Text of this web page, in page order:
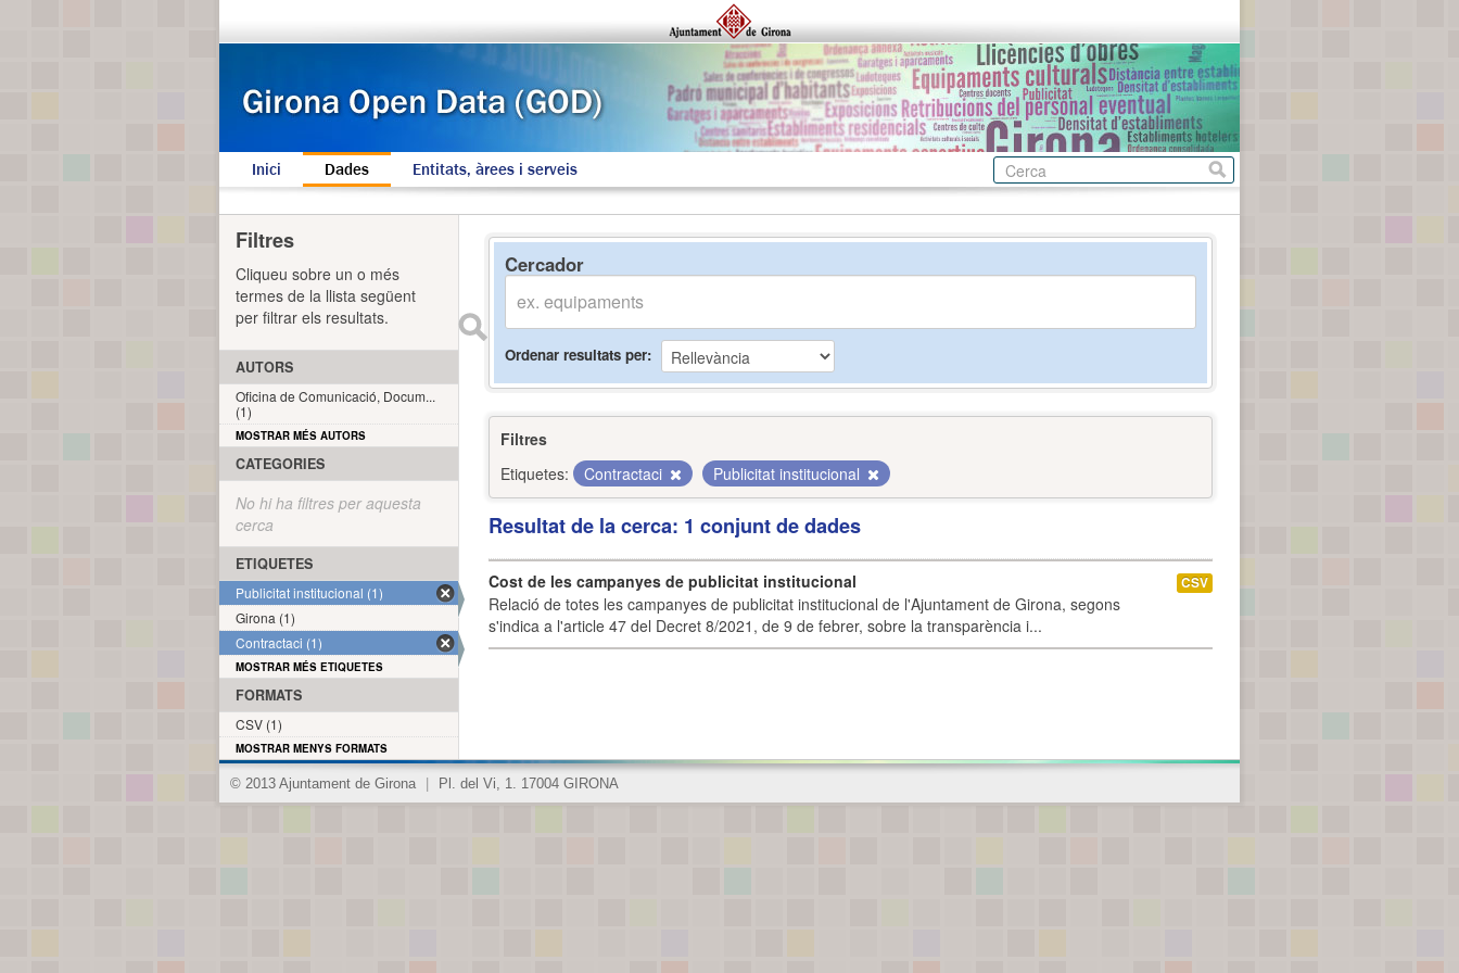
Inici Dades Entitats, àrees i serveis
Cercador
Ordenar resultats per
Filtres
Etiquetes:
Contractaci Publicitat institucional
Resultat de la cerca: 1 conjunt de dades
Cost de les campanyes de publicitat institucional
Relació de totes les campanyes de publicitat institucional de l'Ajuntament de Girona, segons
s'indica a l'article 47 del Decret 8/2021, de 9 de febrer, sobre la transparència i...
CSV
Filtres
Cliqueu sobre un o més
termes de la llista següent
per filtrar els resultats.
AUTORS
Oficina de Comunicació, Docum...
(1)
MOSTRAR MÉS AUTORS
CATEGORIES
No hi ha filtres per aquesta
cerca
ETIQUETES
Publicitat institucional (1)
Girona (1)
Contractaci (1)
MOSTRAR MÉS ETIQUETES
FORMATS
CSV (1)
MOSTRAR MENYS FORMATS
© 2013 Ajuntament de Girona Pl. del Vi, 1. 17004 GIRONA